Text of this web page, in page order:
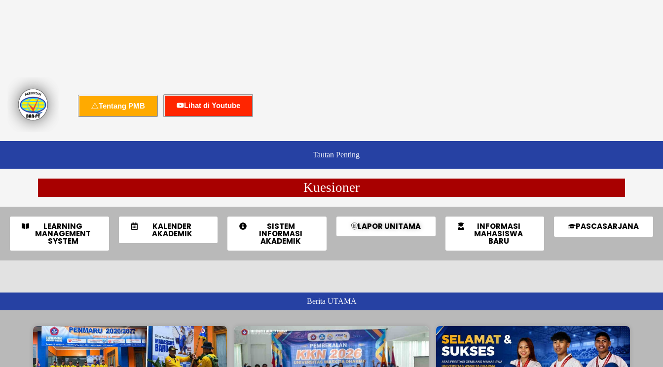
Tentang PMB Lihat di Youtube
Tautan Penting
Kuesioner
LEARNING
MANAGEMENT
SYSTEM
KALENDER
AKADEMIK
SISTEM
INFORMASI
AKADEMIK
LAPOR UNITAMA INFORMASI
MAHASISWA
BARU
PASCASARJANA
Berita UTAMA